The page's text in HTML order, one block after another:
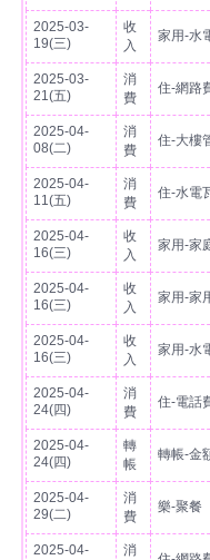
2025-03-
19(三)
收
入
家用-水
2025-03-
21(五)
消
費
住-網路
2025-04-
08(二)
消
費
住-大樓
2025-04-
11(五)
消
費
住-水電
2025-04-
16(三)
收
入
家用-家
2025-04-
16(三)
收
入
家用-家
2025-04-
16(三)
收
入
家用-水
2025-04-
24(四)
消
費
住-電話
2025-04-
24(四)
轉
帳
轉帳-金
2025-04-
29(二)
消
費
樂-聚餐
2025-04-
消